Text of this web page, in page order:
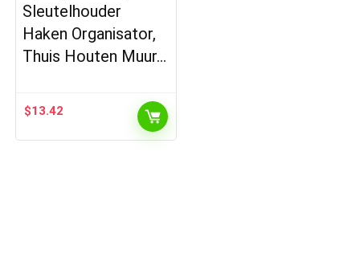
Sleutelhouder
Haken Organisator,
Thuis Houten Muur…
$13.42